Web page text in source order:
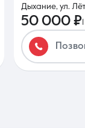
Дыхание, ул.
50 000 ₽